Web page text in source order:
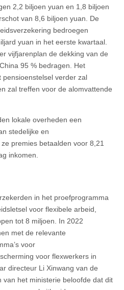
2,2 biljoen yuan en 1,8 biljoen
van 8,6 biljoen yuan. De
bedroegen
yuan in het eerste kwartaal.
vijfjarenplan de dekking van de
95 % bedragen. Het
verder zal
zal treffen voor de alomvattende
lokale overheden een
stedelijke en
premies betaalden voor 8,21
inkomen.
in het proefprogramma
voor flexibele arbeid,
tot 8 miljoen. In 2022
met de relevante
voor
voor flexwerkers in
directeur Li Xinwang van de
van het ministerie beloofde dat dit